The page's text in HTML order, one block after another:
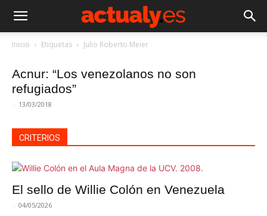
Inicio Etiquetas Julio Roberto Meier
Acnur: “Los venezolanos no son
refugiados”
- 13/03/2018
CRITERIOS
El sello de Willie Colón en Venezuela
- 04/05/2026